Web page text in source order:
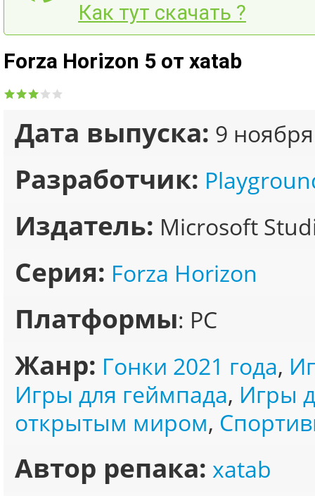
Как тут скачать ?
Forza Horizon 5 от xatab
Дата выпуска: 9
Разработчик:
Издатель: Microsoft
Серия: Forza Horizon
Платформы: PC
Жанр: Гонки 2021 года,
Игры для геймпада, Игры
открытым миром,
Автор репака: xatab